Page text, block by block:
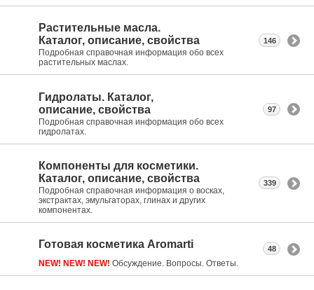
Растительные масла.
Каталог, описание, свойства
Подробная справочная информация обо всех
растительных маслах.
146
Гидролаты. Каталог,
описание, свойства
Подробная справочная информация обо всех
гидролатах.
97
Компоненты для косметики.
Каталог, описание, свойства
Подробная справочная информация о восках,
экстрактах, эмульгаторах, глинах и других
компонентах.
339
Готовая косметика Aromarti
NEW! NEW! NEW! Обсуждение. Вопросы. Ответы.
48